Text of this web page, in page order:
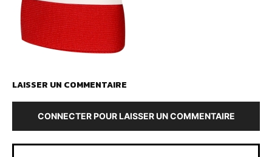
LAISSER UN COMMENTAIRE
CONNECTER POUR LAISSER UN COMMENTAIRE